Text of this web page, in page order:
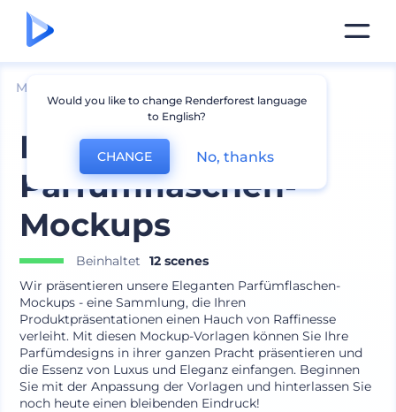
Mockups
Elegante
Parfümflaschen-
Mockups
Beinhaltet
12 scenes
Wir präsentieren unsere Eleganten Parfümflaschen-
Mockups - eine Sammlung, die Ihren
Produktpräsentationen einen Hauch von Raffinesse
verleiht. Mit diesen Mockup-Vorlagen können Sie Ihre
Parfümdesigns in ihrer ganzen Pracht präsentieren und
die Essenz von Luxus und Eleganz einfangen. Beginnen
Sie mit der Anpassung der Vorlagen und hinterlassen Sie
noch heute einen bleibenden Eindruck!
Would you like to change Renderforest language
to English?
CHANGE No, thanks